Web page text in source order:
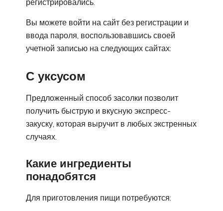
Вы можете войти на сайт без регистрации и
ввода пароля, воспользовавшись своей
учетной записью на следующих сайтах:
С уксусом
Предложенный способ засолки позволит
получить быструю и вкусную экспресс-
закуску, которая выручит в любых экстренных
случаях.
Какие ингредиенты
понадобятся
Для приготовления пищи потребуются: